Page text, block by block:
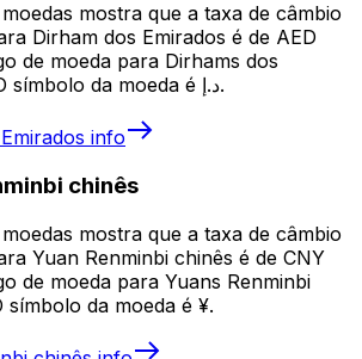
mostra que a taxa de câmbio
Dirham dos Emirados é de AED
de moeda para Dirhams dos
Emirados é AED. O símbolo da moeda é د.إ.
info
chinês
mostra que a taxa de câmbio
Yuan Renminbi chinês é de CNY
de moeda para Yuans Renminbi
símbolo da moeda é ¥.